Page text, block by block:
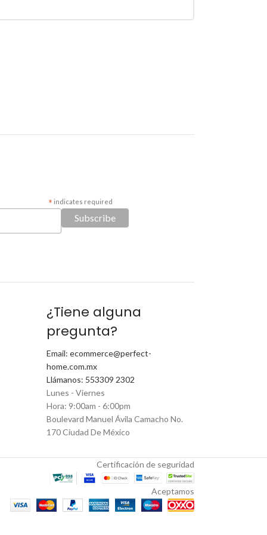
* indicates required
¿Tiene alguna
pregunta?
Email: ecommerce@perfect-
home.com.mx
Llámanos: 553309 2302
Lunes - Viernes
Hora: 9:00am - 6:00pm
Boulevard Manuel Ávila Camacho No.
170 Ciudad De México
Certificación de seguridad
Aceptamos